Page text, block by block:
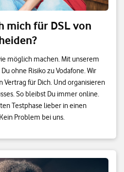
mich für DSL von
möglich machen. Mit unserem
ohne Risiko zu Vodafone. Wir
Vertrag für Dich. Und organisieren
So bleibst Du immer online.
Testphase lieber in einen
Problem bei uns.